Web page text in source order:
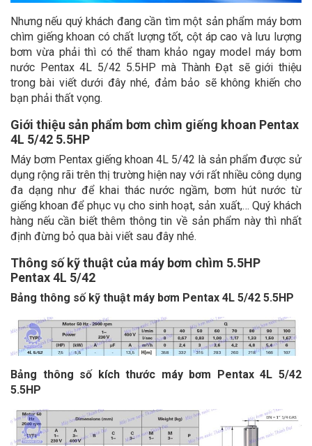
Nhưng nếu quý khách đang cần tìm một sản phẩm máy bơm
chìm giếng khoan có chất lượng tốt, cột áp cao và lưu lượng
bơm vừa phải thì có thể tham khảo ngay model máy bơm
nước Pentax 4L 5/42 5.5HP mà Thành Đạt sẽ giới thiệu
trong bài viết dưới đây nhé, đảm bảo sẽ không khiến cho
bạn phải thất vọng.
Giới thiệu sản phẩm bơm chìm giếng khoan Pentax
4L 5/42 5.5HP
Máy bơm Pentax giếng khoan 4L 5/42 là sản phẩm được sử
dụng rộng rãi trên thị trường hiện nay với rất nhiều công dụng
đa dạng như để khai thác nước ngầm, bơm hút nước từ
giếng khoan để phục vụ cho sinh hoạt, sản xuất,… Quý khách
hàng nếu cần biết thêm thông tin về sản phẩm này thì nhất
định đừng bỏ qua bài viết sau đây nhé.
Thông số kỹ thuật của máy bơm chìm 5.5HP
Pentax 4L 5/42
Bảng thông số kỹ thuật máy bơm Pentax 4L 5/42 5.5HP
Bảng thông số kích thước máy bơm Pentax 4L 5/42
5.5HP